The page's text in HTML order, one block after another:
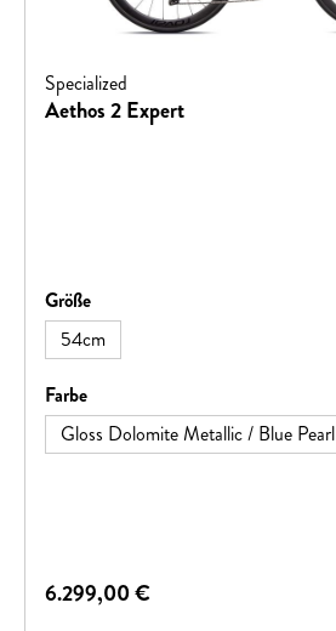
Specialized
Aethos 2 Expert
Größeauswählen
54cm
Farbeauswählen
Gloss Dolomite Metallic / Blue Pearl
Regulärer Preis:
6.299,00 €